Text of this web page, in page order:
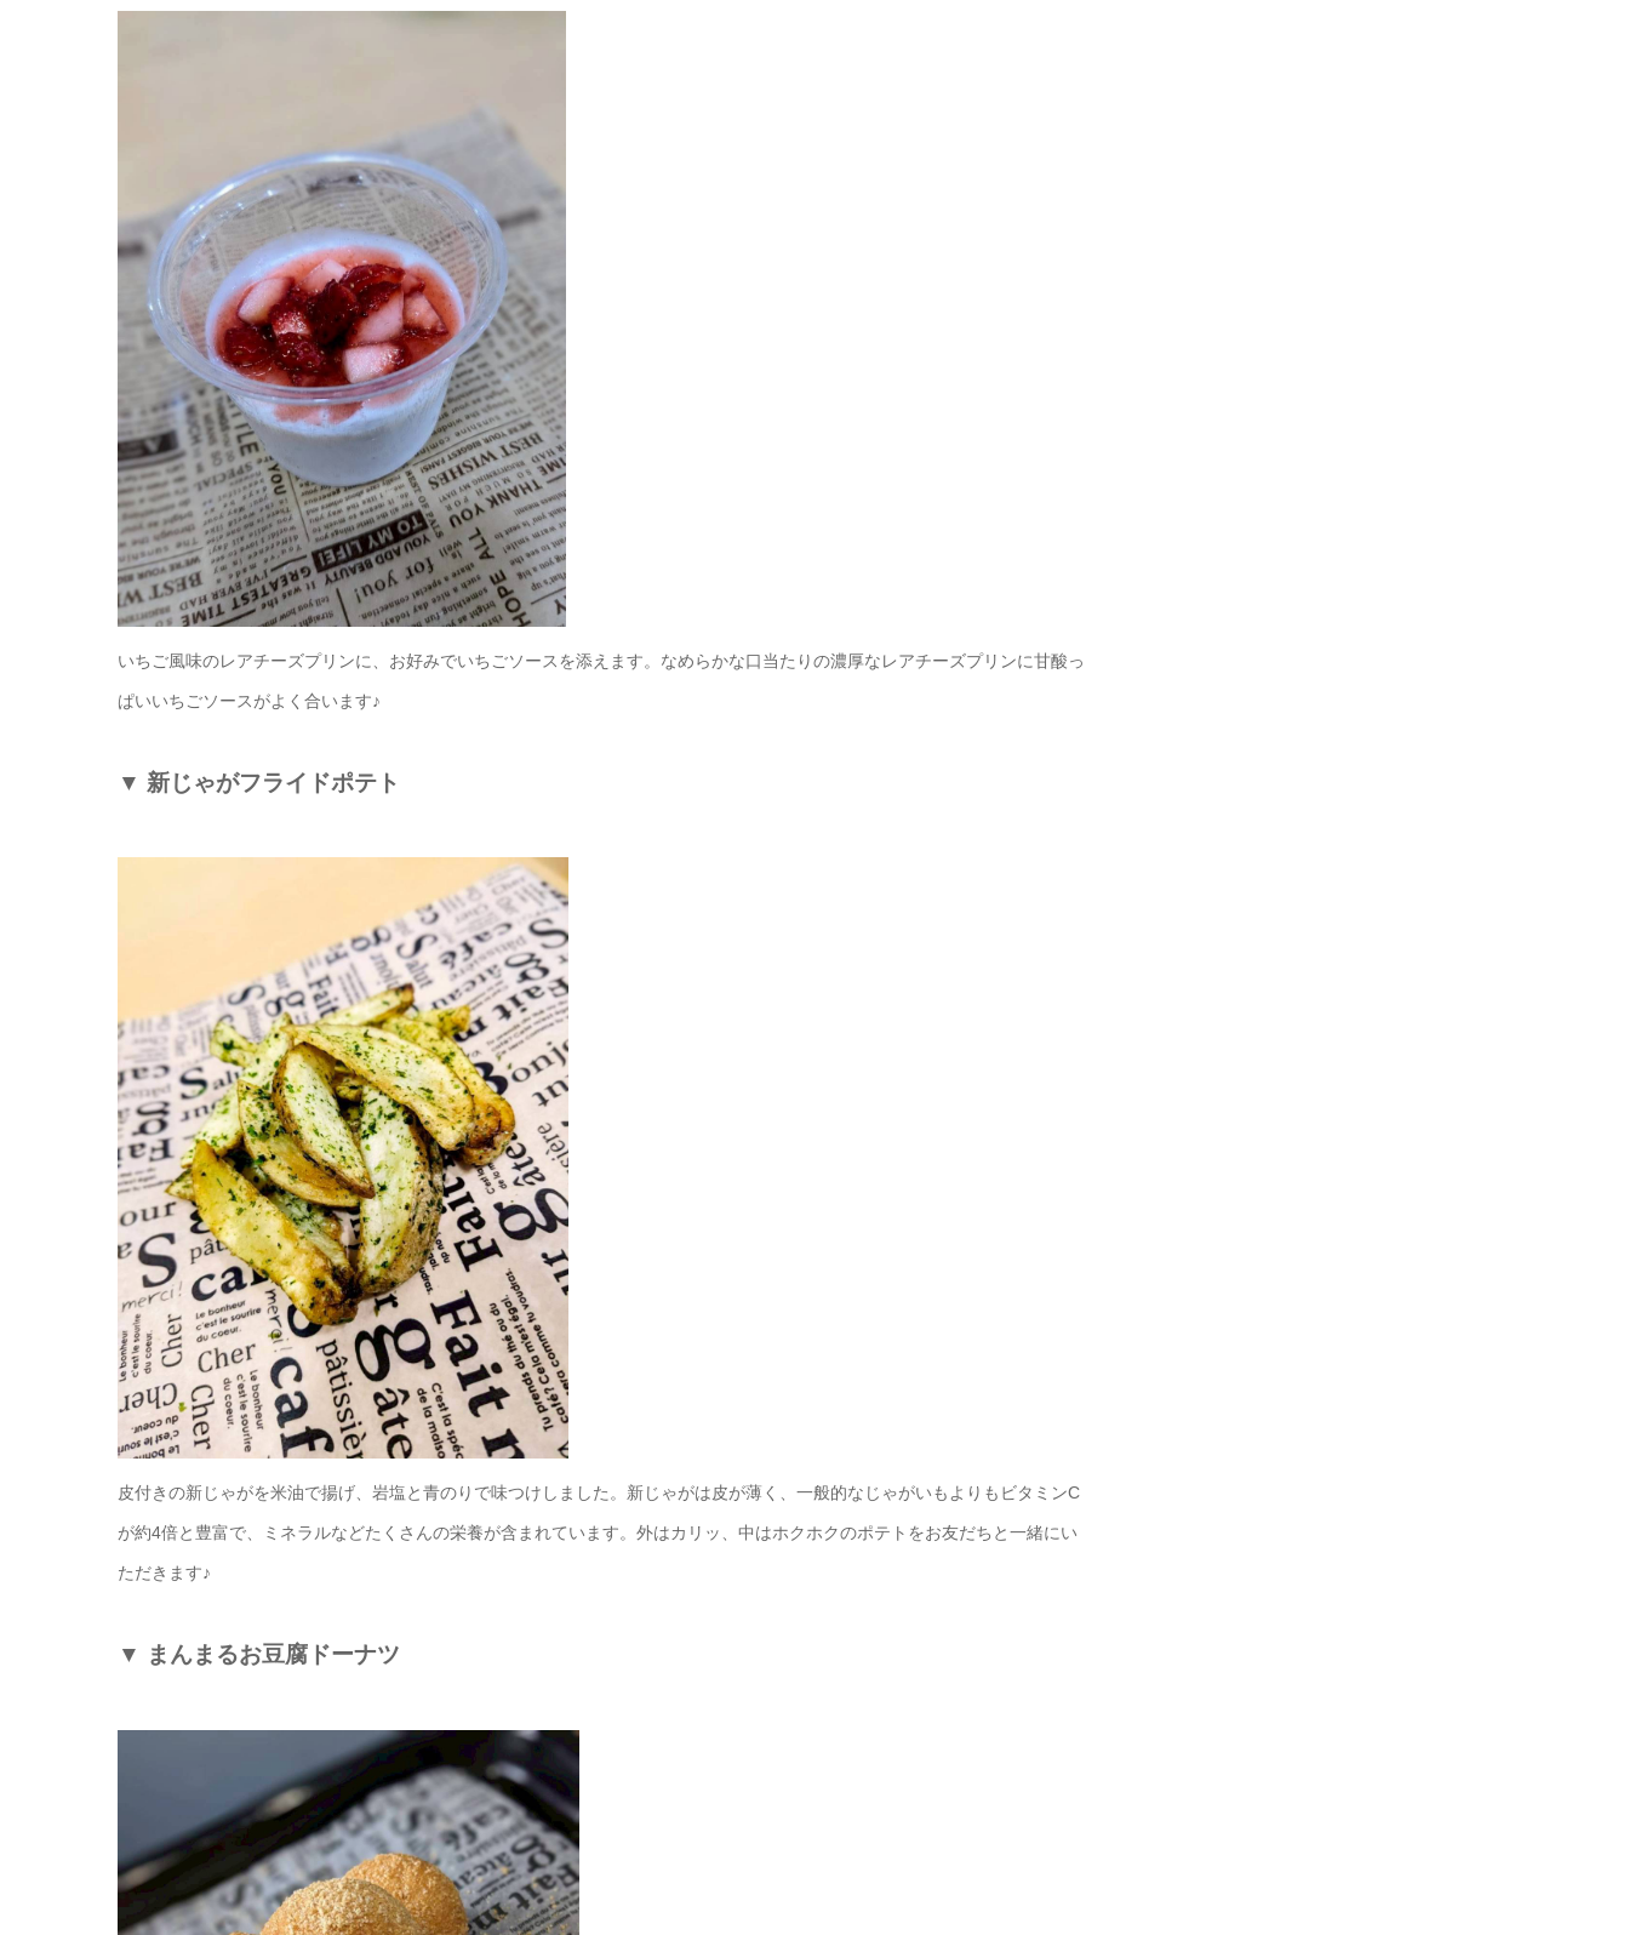
いちご風味のレアチーズプリンに、お好みでいちごソースを添えます。なめらかな口当たりの濃厚なレアチーズプリンに甘酸っ
ぱいいちごソースがよく合います♪
▼ 新じゃがフライドポテト
皮付きの新じゃがを米油で揚げ、岩塩と青のりで味つけしました。新じゃがは皮が薄く、一般的なじゃがいもよりもビタミンC
が約4倍と豊富で、ミネラルなどたくさんの栄養が含まれています。外はカリッ、中はホクホクのポテトをお友だちと一緒にい
ただきます♪
▼ まんまるお豆腐ドーナツ